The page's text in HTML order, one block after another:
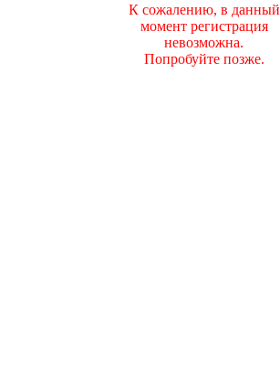
К сожалению, в данный
момент регистрация
невозможна.
Попробуйте позже.